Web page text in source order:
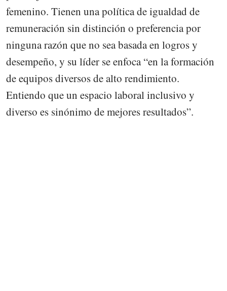
femenino. Tienen una política de igualdad de
remuneración sin distinción o preferencia por
ninguna razón que no sea basada en logros y
desempeño, y su líder se enfoca “en la formación
de equipos diversos de alto rendimiento.
Entiendo que un espacio laboral inclusivo y
diverso es sinónimo de mejores resultados”.